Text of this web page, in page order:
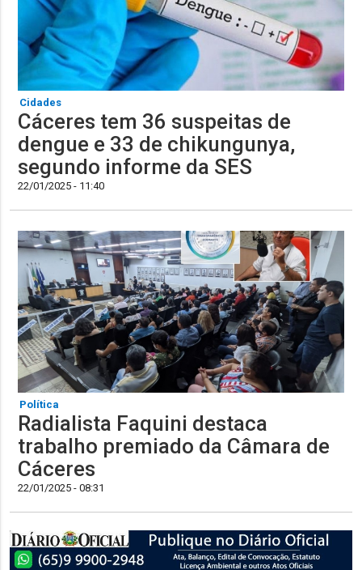
Cidades
Cáceres tem 36 suspeitas de
dengue e 33 de chikungunya,
segundo informe da SES
22/01/2025 - 11:40
Política
Radialista Faquini destaca
trabalho premiado da Câmara de
Cáceres
22/01/2025 - 08:31